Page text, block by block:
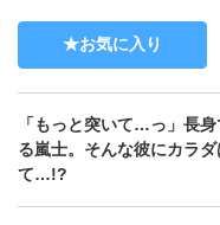
お気に入り
「もっと突いて…っ」長
る嵐士。そんな彼にカラ
て…!?